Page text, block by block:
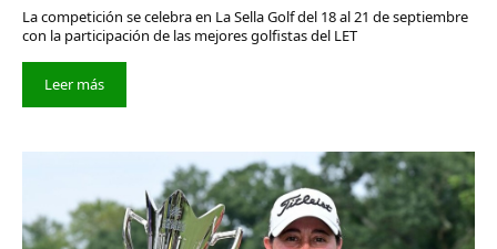
La competición se celebra en La Sella Golf del 18 al 21 de septiembre
con la participación de las mejores golfistas del LET
Leer más